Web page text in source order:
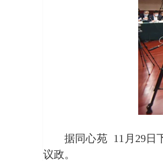
据同心苑 11 月 29日
议政。